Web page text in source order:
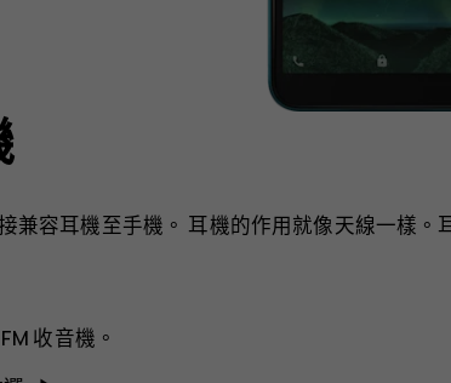
兼容耳機至手機。 耳機的作用就像天線一樣。
FM 收音機 。